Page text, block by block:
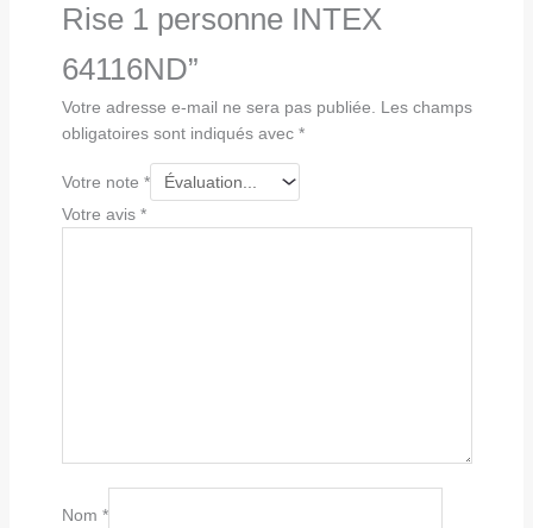
Rise 1 personne INTEX
64116ND”
Votre adresse e-mail ne sera pas publiée.
Les champs
obligatoires sont indiqués avec *
Votre note *
Votre avis *
Nom *